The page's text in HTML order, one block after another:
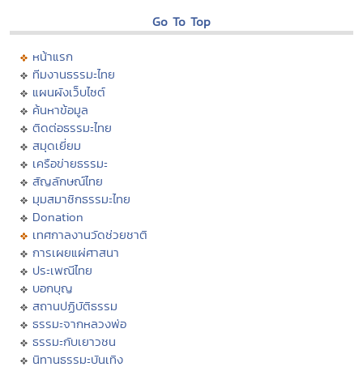
Go To Top
หน้าแรก
ทีมงานธรรมะไทย
แผนผังเว็บไซต์
ค้นหาข้อมูล
ติดต่อธรรมะไทย
สมุดเยี่ยม
เครือข่ายธรรมะ
สัญลักษณ์ไทย
มุมสมาชิกธรรมะไทย
Donation
เทศกาลงานวัดช่วยชาติ
การเผยแผ่ศาสนา
ประเพณีไทย
บอกบุญ
สถานปฏิบัติธรรม
ธรรมะจากหลวงพ่อ
ธรรมะกับเยาวชน
นิทานธรรมะบันเทิง